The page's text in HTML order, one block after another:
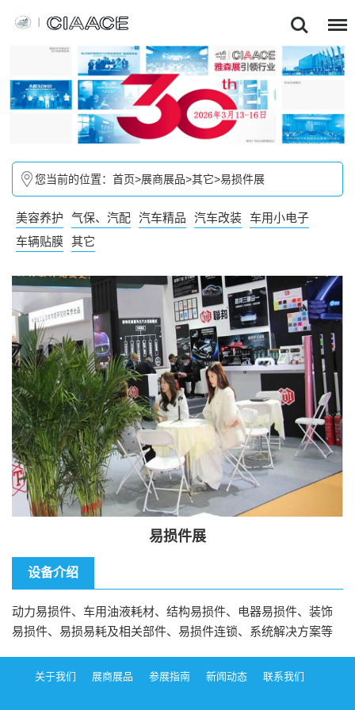
您当前的位置： 首页>展商展品>其它>易损件展
美容养护 气保、汽配 汽车精品 汽车改装
车用小电子
车辆贴膜 其它
易损件展
设备介绍
动力易损件、车用油液耗材、结构易损件、电器易损件、装饰
易损件、易损易耗及相关部件、易损件连锁、系统解决方案等
关于我们 展商展品 参展指南 新闻动态 联系我们